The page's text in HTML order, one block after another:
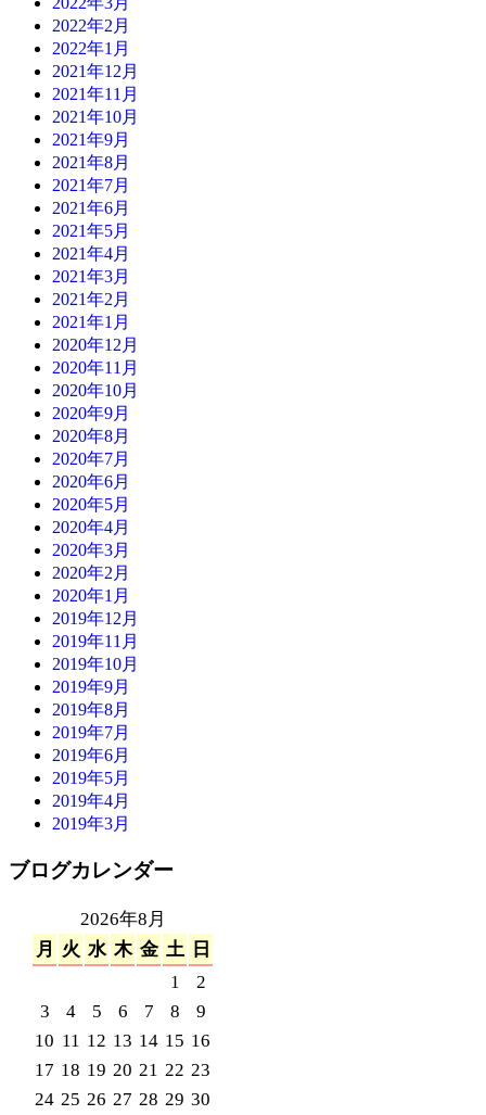
2022年2月
2022年1月
2021年12月
2021年11月
2021年10月
2021年9月
2021年8月
2021年7月
2021年6月
2021年5月
2021年4月
2021年3月
2021年2月
2021年1月
2020年12月
2020年11月
2020年10月
2020年9月
2020年8月
2020年7月
2020年6月
2020年5月
2020年4月
2020年3月
2020年2月
2020年1月
2019年12月
2019年11月
2019年10月
2019年9月
2019年8月
2019年7月
2019年6月
2019年5月
2019年4月
2019年3月
ブログカレンダー
2026年8月
月 火 水 木 金 土 日
1
2
3
4 5 6 7 8
9
10 11 12 13 14 15 16
17 18 19 20 21 22 23
24 25 26 27 28 29 30